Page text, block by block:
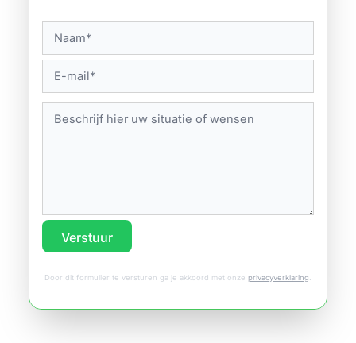
Verstuur
Door dit formulier te versturen ga je akkoord met onze privacyverklaring